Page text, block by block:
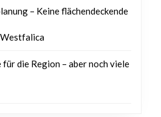
– Keine flächendeckende
die Region – aber noch viele